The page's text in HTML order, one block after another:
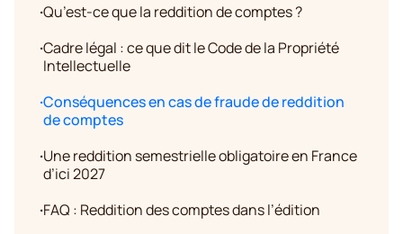
·Qu’est-ce que la reddition de comptes ?
·Cadre légal : ce que dit le Code de la Propriété
Intellectuelle
·Conséquences en cas de fraude de reddition
de comptes
·Une reddition semestrielle obligatoire en France
d’ici 2027
·FAQ : Reddition des comptes dans l’édition